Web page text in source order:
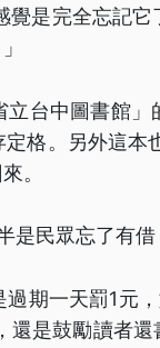
是完全忘記
台中圖書館」
格。另外這本
。
民眾忘了有借
期一天罰1元
是鼓勵讀者